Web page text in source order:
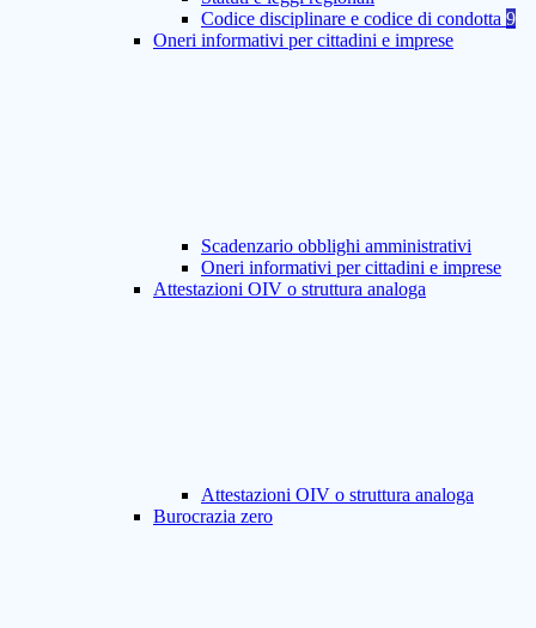
Codice disciplinare e codice di condotta 9
Oneri informativi per cittadini e imprese
Scadenzario obblighi amministrativi
Oneri informativi per cittadini e imprese
Attestazioni OIV o struttura analoga
Attestazioni OIV o struttura analoga
Burocrazia zero